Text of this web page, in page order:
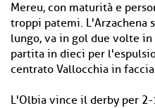
Mereu, con maturità e
troppi patemi. L'Arzachena
lungo, va in gol due volte
partita in dieci per
centrato Vallocchia in
L'Olbia vince il derby per